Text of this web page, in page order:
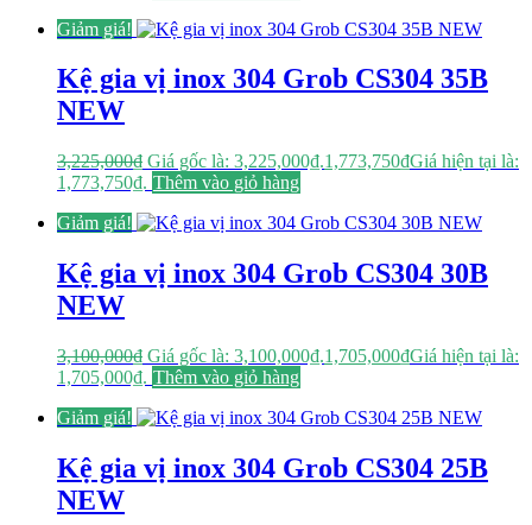
Giảm giá!
Kệ gia vị inox 304 Grob CS304 35B
NEW
3,225,000₫ Giá gốc là: 3,225,000₫.1,773,750₫Giá hiện tại là:
1,773,750₫. Thêm vào giỏ hàng
Giảm giá!
Kệ gia vị inox 304 Grob CS304 30B
NEW
3,100,000₫ Giá gốc là: 3,100,000₫.1,705,000₫Giá hiện tại là:
1,705,000₫. Thêm vào giỏ hàng
Giảm giá!
Kệ gia vị inox 304 Grob CS304 25B
NEW